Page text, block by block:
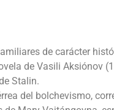
de carácter
de Vasili Aksiónov
Stalin.
del bolchevismo,